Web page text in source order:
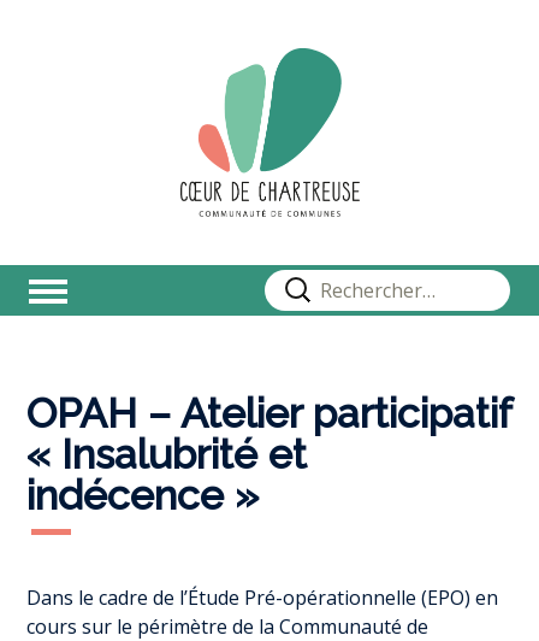
Rechercher :
OPAH – Atelier participatif
« Insalubrité et
indécence »
Dans le cadre de l’Étude Pré-opérationnelle (EPO) en
cours sur le périmètre de la Communauté de